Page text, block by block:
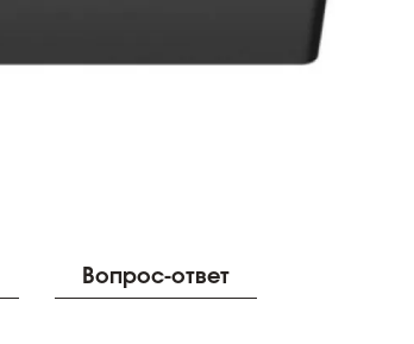
Вопрос-ответ